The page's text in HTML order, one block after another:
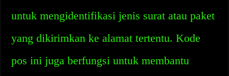
untuk mengidentifikasi jenis surat atau paket
yang dikirimkan ke alamat tertentu. Kode
pos ini juga berfungsi untuk membantu